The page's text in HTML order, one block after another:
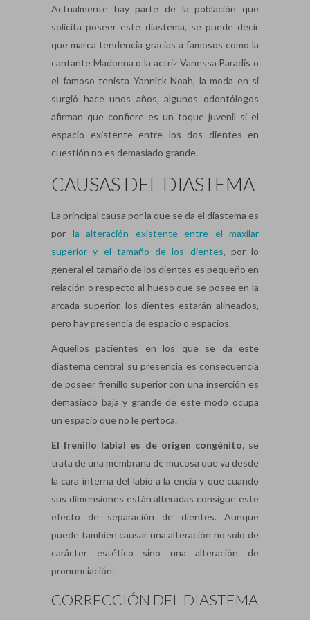
Actualmente hay parte de la población que
solicita poseer este diastema, se puede decir
que marca tendencia gracias a famosos como la
cantante Madonna o la actriz Vanessa Paradis o
el famoso tenista Yannick Noah, la moda en si
surgió hace unos años, algunos odontólogos
afirman que confiere es un toque juvenil si el
espacio existente entre los dos dientes en
cuestión no es demasiado grande.
CAUSAS DEL DIASTEMA
La principal causa por la que se da el diastema es
por la alteración existente entre el maxilar
superior y el tamaño de los dientes, por lo
general el tamaño de los dientes es pequeño en
relación o respecto al hueso que se posee en la
arcada superior, los dientes estarán alineados,
pero hay presencia de espacio o espacios.
Aquellos pacientes en los que se da este
diastema central su presencia es consecuencia
de poseer frenillo superior con una inserción es
demasiado baja y grande de este modo ocupa
un espacio que no le pertoca.
El frenillo labial es de origen congénito,se
trata de una membrana de mucosa que va desde
la cara interna del labio a la encía y que cuando
sus dimensiones están alteradas consigue este
efecto de separación de dientes. Aunque
puede también causar una alteración no solo de
carácter estético sino una alteración de
pronunciación.
CORRECCIÓN DEL DIASTEMA